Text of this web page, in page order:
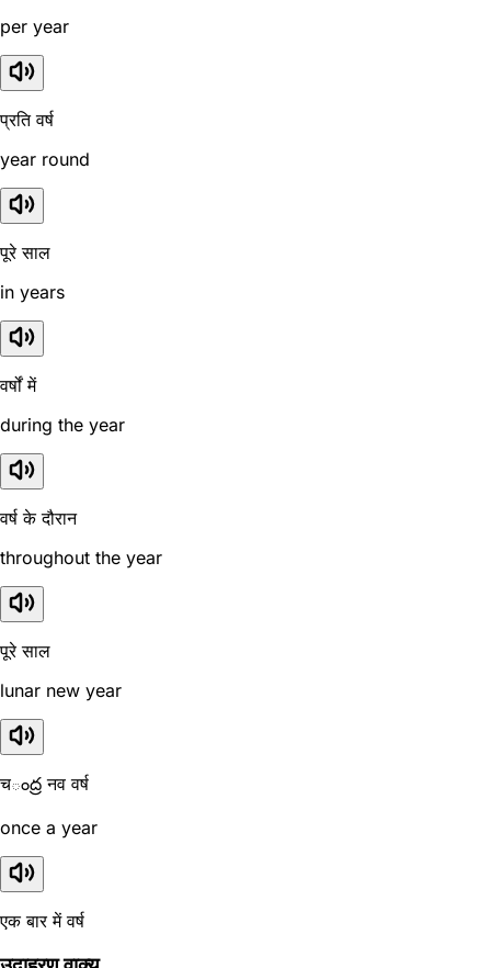
per year
प्रति वर्ष
year round
पूरे साल
in years
वर्षों में
during the year
वर्ष के दौरान
throughout the year
पूरे साल
lunar new year
चంద్ర नव वर्ष
once a year
एक बार में वर्ष